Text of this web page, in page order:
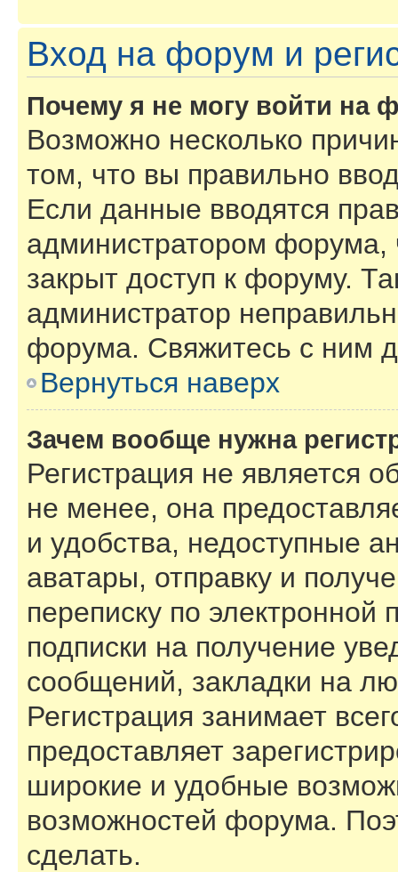
Вход на форум и
Почему я не могу войти на
Возможно несколько
том, что вы правильно
Если данные вводятся
администратором
закрыт доступ к форуму.
администратор
форума. Свяжитесь с ним
Вернуться наверх
Зачем вообще нужна
Регистрация не является
не менее, она
и удобства, недоступные
аватары, отправку и
переписку по электронной
подписки на получение
сообщений, закладки на
Регистрация занимает
предоставляет
широкие и удобные
возможностей форума.
сделать.